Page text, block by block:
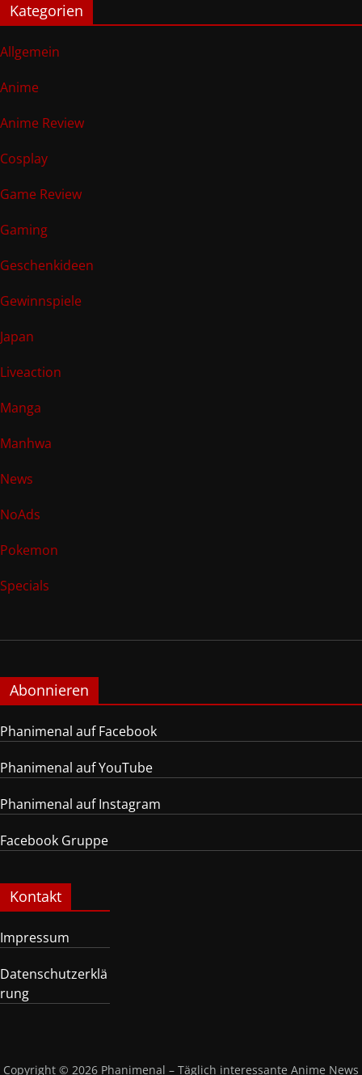
Kategorien
Allgemein
Anime
Anime Review
Cosplay
Game Review
Gaming
Geschenkideen
Gewinnspiele
Japan
Liveaction
Manga
Manhwa
News
NoAds
Pokemon
Specials
Abonnieren
Phanimenal auf Facebook
Phanimenal auf YouTube
Phanimenal auf Instagram
Facebook Gruppe
Kontakt
Impressum
Datenschutzerklä
rung
Copyright © 2026 Phanimenal – Täglich interessante Anime News